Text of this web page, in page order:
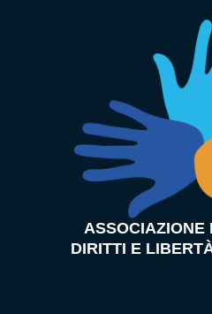
ASSOCIAZIONE
DIRITTI E